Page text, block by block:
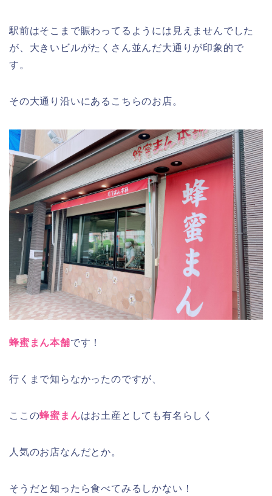
駅前はそこまで賑わってるようには見えませんでした
が、大きいビルがたくさん並んだ大通りが印象的で
す。
その大通り沿いにあるこちらのお店。
蜂蜜まん本舗です！
行くまで知らなかったのですが、
ここの蜂蜜まんはお土産としても有名らしく
人気のお店なんだとか。
そうだと知ったら食べてみるしかない！